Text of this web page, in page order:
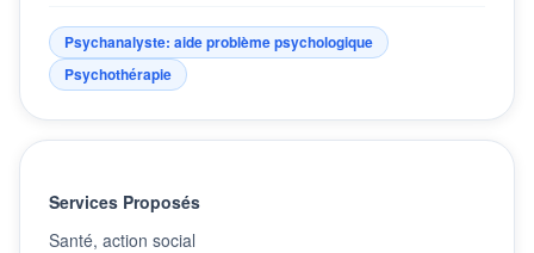
Psychanalyste: aide problème psychologique
Psychothérapie
Services Proposés
Santé, action social